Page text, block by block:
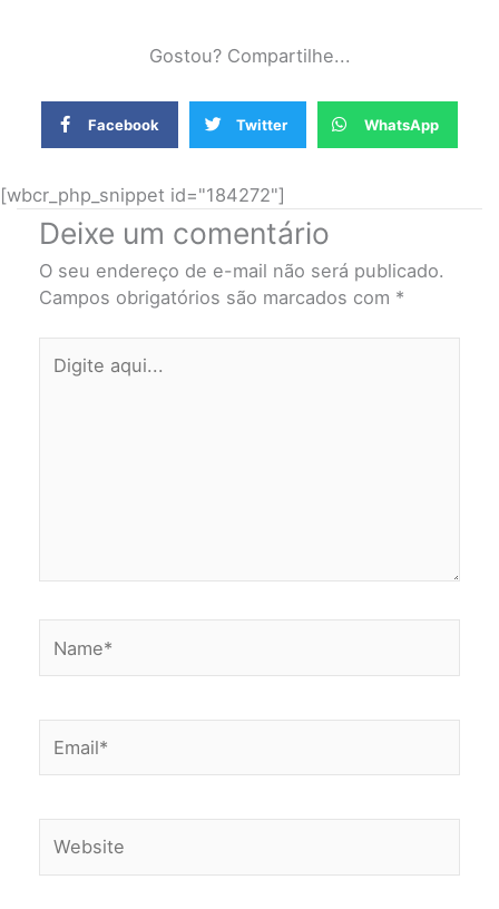
Gostou? Compartilhe...
Facebook Twitter WhatsApp
[wbcr_php_snippet id="184272"]
Deixe um comentário
O seu endereço de e-mail não será publicado.
Campos obrigatórios são marcados com *
aqui...